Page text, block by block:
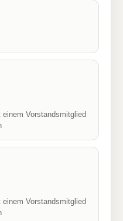
Vorstandsmitglied
Vorstandsmitglied